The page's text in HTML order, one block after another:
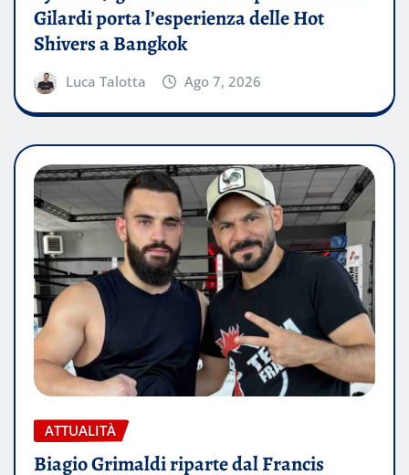
Gilardi porta l’esperienza delle Hot
Shivers a Bangkok
Luca Talotta Ago 7, 2026
ATTUALITÀ
Biagio Grimaldi riparte dal Francis